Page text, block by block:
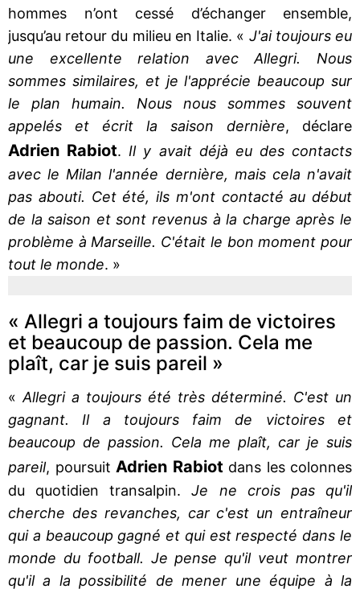
hommes n’ont cessé d’échanger ensemble,
jusqu’au retour du milieu en Italie. « J'ai toujours eu
une excellente relation avec Allegri. Nous
sommes similaires, et je l'apprécie beaucoup sur
le plan humain. Nous nous sommes souvent
appelés et écrit la saison dernière, déclare
Adrien Rabiot. Il y avait déjà eu des contacts
avec le Milan l'année dernière, mais cela n'avait
pas abouti. Cet été, ils m'ont contacté au début
de la saison et sont revenus à la charge après le
problème à Marseille. C'était le bon moment pour
tout le monde. »
« Allegri a toujours faim de victoires
et beaucoup de passion. Cela me
plaît, car je suis pareil »
« Allegri a toujours été très déterminé. C'est un
gagnant. Il a toujours faim de victoires et
beaucoup de passion. Cela me plaît, car je suis
pareil, poursuit Adrien Rabiot dans les colonnes
du quotidien transalpin.Je ne crois pas qu'il
cherche des revanches, car c'est un entraîneur
qui a beaucoup gagné et qui est respecté dans le
monde du football. Je pense qu'il veut montrer
qu'il a la possibilité de mener une équipe à la